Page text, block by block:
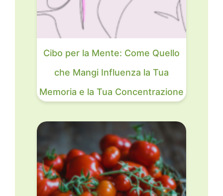
Cibo per la Mente: Come Quello
che Mangi Influenza la Tua
Memoria e la Tua Concentrazione